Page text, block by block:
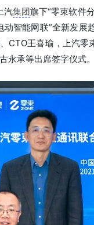
汽集团旗下“零束软件
动智能网联”全新发展
CTO王喜瑜，上汽零
永承等出席签字仪式。